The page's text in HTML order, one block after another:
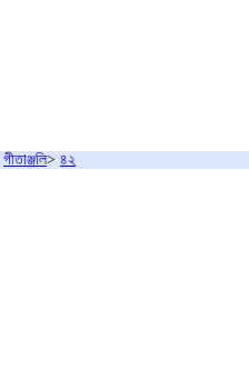
গীতাঞ্জলি> ৪২